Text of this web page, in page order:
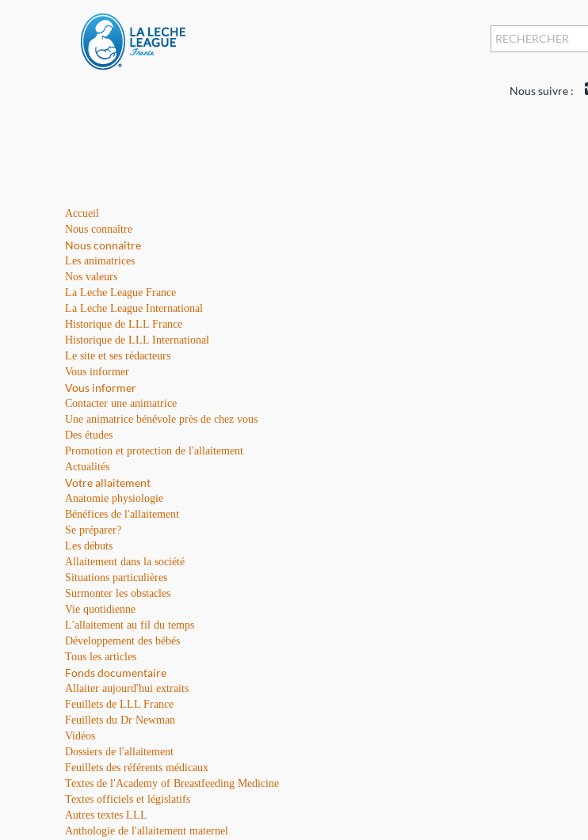
Nous suivre :
Accueil
Nous connaître
Nous connaître
Les animatrices
Nos valeurs
La Leche League France
La Leche League International
Historique de LLL France
Historique de LLL International
Le site et ses rédacteurs
Vous informer
Vous informer
Contacter une animatrice
Une animatrice bénévole près de chez vous
Des études
Promotion et protection de l'allaitement
Actualités
Votre allaitement
Anatomie physiologie
Bénéfices de l'allaitement
Se préparer?
Les débuts
Allaitement dans la société
Situations particulières
Surmonter les obstacles
Vie quotidienne
L'allaitement au fil du temps
Développement des bébés
Tous les articles
Fonds documentaire
Allaiter aujourd'hui extraits
Feuillets de LLL France
Feuillets du Dr Newman
Vidéos
Dossiers de l'allaitement
Feuillets des référents médicaux
Textes de l'Academy of Breastfeeding Medicine
Textes officiels et législatifs
Autres textes LLL
Anthologie de l'allaitement maternel